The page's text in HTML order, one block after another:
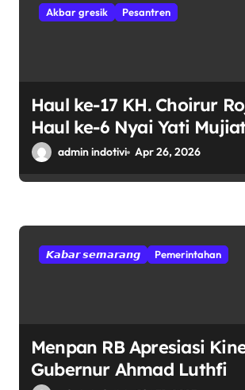
Akbar gresik Pesantren
Haul ke-17 KH. Choirur
Haul ke-6 Nyai Yati
Momentum Spiritual,
admin indotivi Apr 26, 2026
𝙆𝙖𝙗𝙖𝙧 𝙨𝙚𝙢𝙖𝙧𝙖𝙣𝙜 Pemerintahan
Menpan RB Apresiasi
Gubernur Ahmad Luthfi